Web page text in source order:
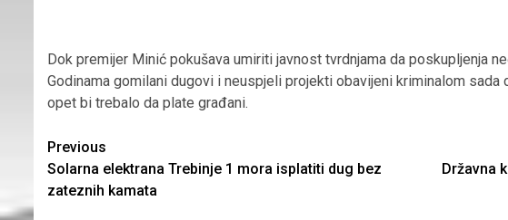
Dok premijer Minić pokušava umiriti javnost tvrdnjama da poskupljenja
Godinama gomilani dugovi i neuspjeli projekti obavijeni kriminalom sada
opet bi trebalo da plate građani.
Continue
Reading
Previous
Solarna elektrana Trebinje 1 mora isplatiti dug bez
zateznih kamata
Državna